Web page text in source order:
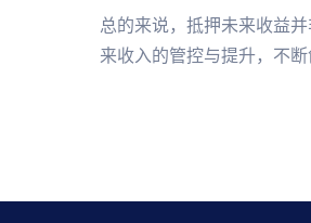
总的来说，抵押未来收益
来收入的管控与提升，不